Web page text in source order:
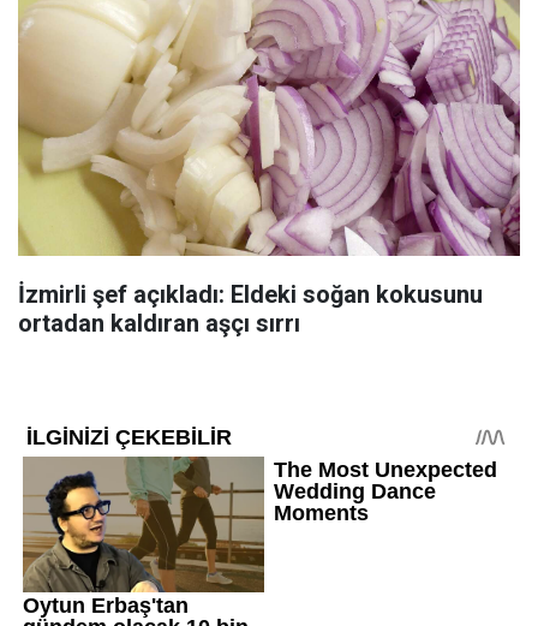
İzmirli şef açıkladı: Eldeki soğan kokusunu
ortadan kaldıran aşçı sırrı